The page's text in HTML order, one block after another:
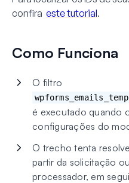
confira este tutorial.
Como Funciona
O filtro
é executado quando
configurações do
O trecho tenta
partir da solicitação
processador, em